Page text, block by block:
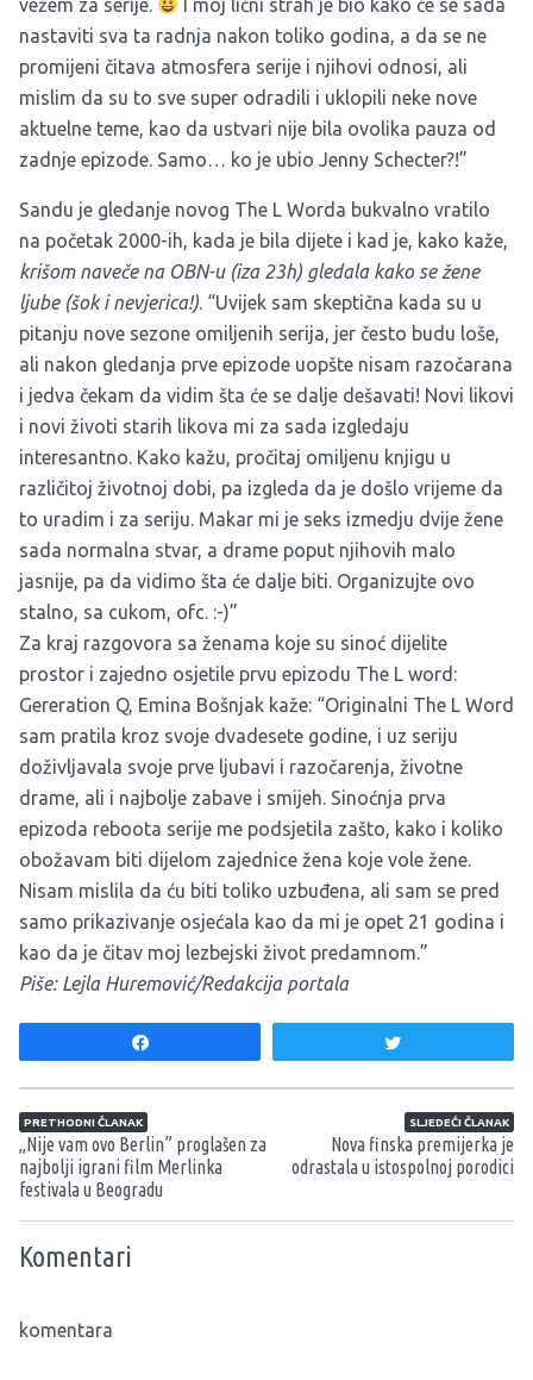
vežem za serije.
I moj lični strah je bio kako će se sada
nastaviti sva ta radnja nakon toliko godina, a da se ne
promijeni čitava atmosfera serije i njihovi odnosi, ali
mislim da su to sve super odradili i uklopili neke nove
aktuelne teme, kao da ustvari nije bila ovolika pauza od
zadnje epizode. Samo… ko je ubio Jenny Schecter?!”
Sandu je gledanje novog The L Worda bukvalno vratilo
na početak 2000-ih, kada je bila dijete i kad je, kako kaže,
krišom naveče na OBN-u (iza 23h) gledala kako se žene
ljube (šok i nevjerica!). “Uvijek sam skeptična kada su u
pitanju nove sezone omiljenih serija, jer često budu loše,
ali nakon gledanja prve epizode uopšte nisam razočarana
i jedva čekam da vidim šta će se dalje dešavati! Novi likovi
i novi životi starih likova mi za sada izgledaju
interesantno. Kako kažu, pročitaj omiljenu knjigu u
različitoj životnoj dobi, pa izgleda da je došlo vrijeme da
to uradim i za seriju. Makar mi je seks izmedju dvije žene
sada normalna stvar, a drame poput njihovih malo
jasnije, pa da vidimo šta će dalje biti. Organizujte ovo
stalno, sa cukom, ofc. :-)”
Za kraj razgovora sa ženama koje su sinoć dijelite
prostor i zajedno osjetile prvu epizodu The L word:
Gereration Q, Emina Bošnjak kaže: “Originalni The L Word
sam pratila kroz svoje dvadesete godine, i uz seriju
doživljavala svoje prve ljubavi i razočarenja, životne
drame, ali i najbolje zabave i smijeh. Sinoćnja prva
epizoda reboota serije me podsjetila zašto, kako i koliko
obožavam biti dijelom zajednice žena koje vole žene.
Nisam mislila da ću biti toliko uzbuđena, ali sam se pred
samo prikazivanje osjećala kao da mi je opet 21 godina i
kao da je čitav moj lezbejski život predamnom.”
Piše: Lejla Huremović/Redakcija portala
Navigacija članaka
PRETHODNI ČLANAK
„Nije vam ovo Berlin” proglašen za
najbolji igrani film Merlinka
festivala u Beogradu
SLJEDEĆI ČLANAK
Nova finska premijerka je
odrastala u istospolnoj porodici
Komentari
komentara